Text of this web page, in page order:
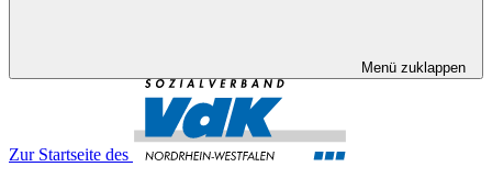
Menü zuklappen
Zur Startseite des